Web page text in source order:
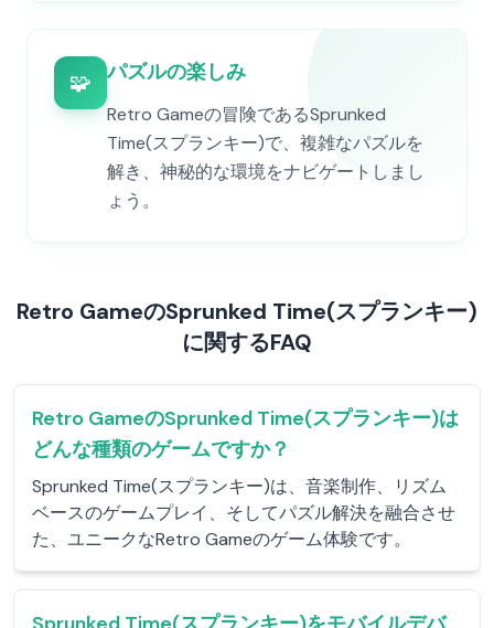
🧩 パズルの楽しみ
Retro Gameの冒険であるSprunked
Time(スプランキー)で、複雑なパズルを
解き、神秘的な環境をナビゲートしまし
ょう。
Retro GameのSprunked Time(スプランキー)
に関するFAQ
Retro GameのSprunked Time(スプランキー)は
どんな種類のゲームですか？
Sprunked Time(スプランキー)は、音楽制作、リズム
ベースのゲームプレイ、そしてパズル解決を融合させ
た、ユニークなRetro Gameのゲーム体験です。